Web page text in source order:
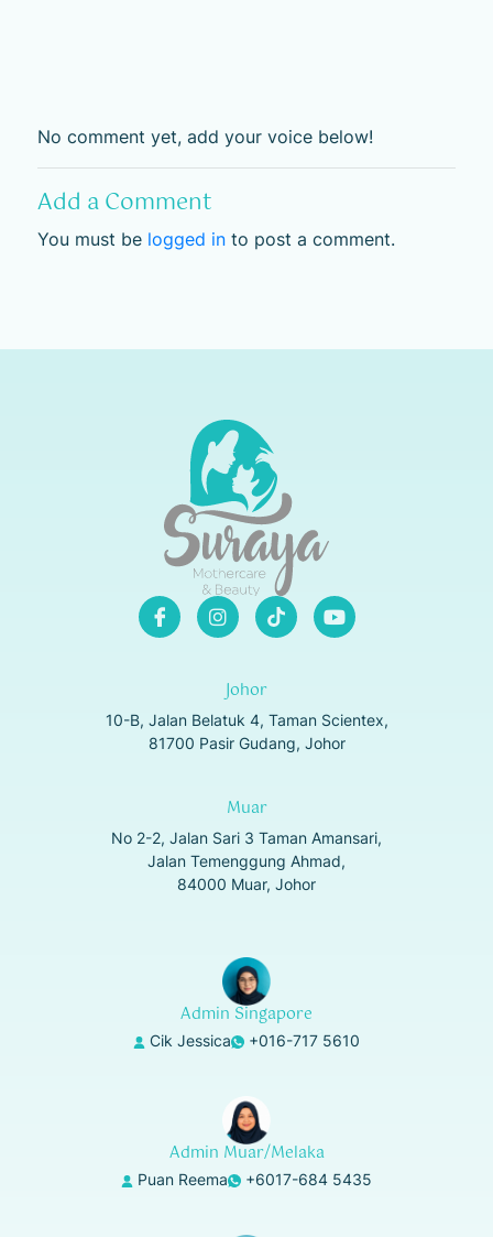
No comment yet, add your voice below!
Add a Comment
You must be logged into post a comment.
Johor
10-B, Jalan Belatuk 4, Taman Scientex,
81700 Pasir Gudang, Johor
Muar
No 2-2, Jalan Sari 3 Taman Amansari,
Jalan Temenggung Ahmad,
84000 Muar, Johor
Admin Singapore
Cik Jessica +016-717 5610
Admin Muar/Melaka
Puan Reema +6017-684 5435